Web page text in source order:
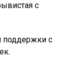
с
поддержки с